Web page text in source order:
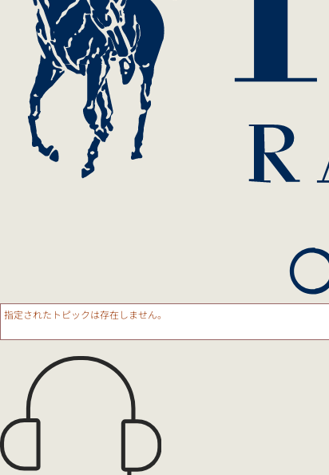
指定されたトピックは存在しません。